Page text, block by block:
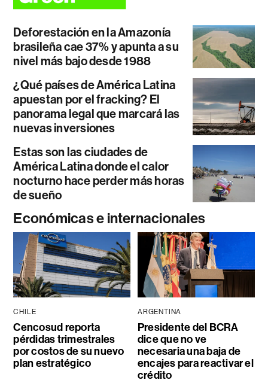
Deforestación en la Amazonía
brasileña cae 37% y apunta a su
nivel más bajo desde 1988
¿Qué países de América Latina
apuestan por el fracking? El
panorama legal que marcará las
nuevas inversiones
Estas son las ciudades de
América Latina donde el calor
nocturno hace perder más horas
de sueño
Económicas e internacionales
CHILE
Cencosud reporta
pérdidas trimestrales
por costos de su nuevo
plan estratégico
ARGENTINA
Presidente del BCRA
dice que no ve
necesaria una baja de
encajes para reactivar el
crédito